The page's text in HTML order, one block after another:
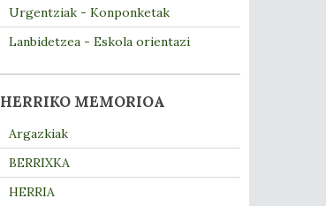
Urgentziak - Konponketak
Lanbidetzea - Eskola orientazi
HERRIKO MEMORIOA
Argazkiak
BERRIXKA
HERRIA